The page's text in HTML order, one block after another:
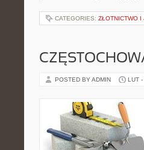
CATEGORIES: ZŁOTNICTWO I
POSTED BY ADMIN LUT